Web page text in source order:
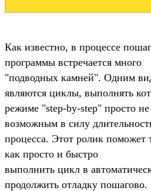
Как известно, в процессе
программы встречается много
"подводных камней". Одним
являются циклы, выполнять
режиме "step-by-step" просто не
возможным в силу
процесса. Этот ролик поможет
как просто и быстро
выполнить цикл в
продолжить отладку пошагово.